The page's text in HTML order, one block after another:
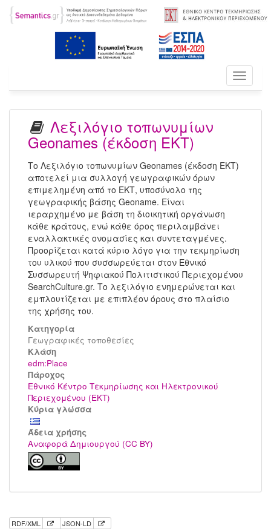
Toggle
Λεξιλόγιο τοπωνυμίων
Geonames (έκδοση ΕΚΤ)
Το Λεξιλόγιο τοπωνυμίων Geonames (έκδοση ΕΚΤ)
αποτελεί μια συλλογή γεωγραφικών όρων
επιμελημένη από το ΕΚΤ, υποσύνολο της
γεωγραφικής βάσης Geoname. Είναι
ιεραρχημένο με βάση τη διοικητική οργάνωση
κάθε κράτους, ενώ κάθε όρος περιλαμβάνει
εναλλακτικές ονομασίες και συντεταγμένες.
Προορίζεται κατά κύριο λόγο για την τεκμηρίωση
του υλικού που συσσωρεύεται στον Εθνικό
Συσσωρευτή Ψηφιακού Πολιτιστικού Περιεχομένου
SearchCulture.gr. Το λεξιλόγιο ενημερώνεται και
εμπλουτίζεται με επιπλέον όρους στο πλαίσιο
της χρήσης του.
Κατηγορία
Γεωγραφικές τοποθεσίες
Kλάση
edm:Place
Πάροχος
Εθνικό Κέντρο Τεκμηρίωσης και Ηλεκτρονικού
Περιεχομένου (ΕΚΤ)
Κύρια γλώσσα
Άδεια χρήσης
Αναφορά Δημιουργού (CC BY)
RDF/XML JSON-LD